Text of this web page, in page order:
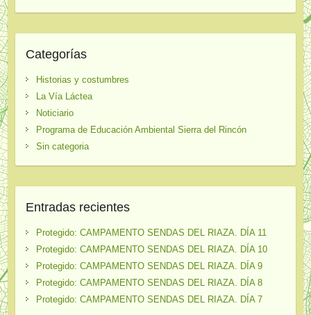
Categorías
Historias y costumbres
La Vía Láctea
Noticiario
Programa de Educación Ambiental Sierra del Rincón
Sin categoria
Entradas recientes
Protegido: CAMPAMENTO SENDAS DEL RIAZA. DÍA 11
Protegido: CAMPAMENTO SENDAS DEL RIAZA. DÍA 10
Protegido: CAMPAMENTO SENDAS DEL RIAZA. DÍA 9
Protegido: CAMPAMENTO SENDAS DEL RIAZA. DÍA 8
Protegido: CAMPAMENTO SENDAS DEL RIAZA. DÍA 7